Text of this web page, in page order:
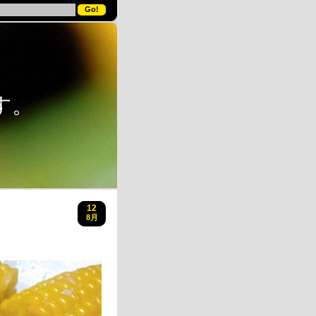
。
12
8月